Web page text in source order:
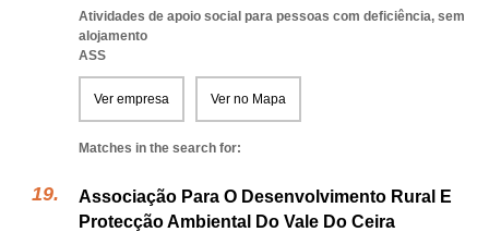
Atividades de apoio social para pessoas com deficiência, sem
alojamento
ASS
Ver empresa Ver no Mapa
Matches in the search for:
Associação Para O Desenvolvimento Rural E
Protecção Ambiental Do Vale Do Ceira